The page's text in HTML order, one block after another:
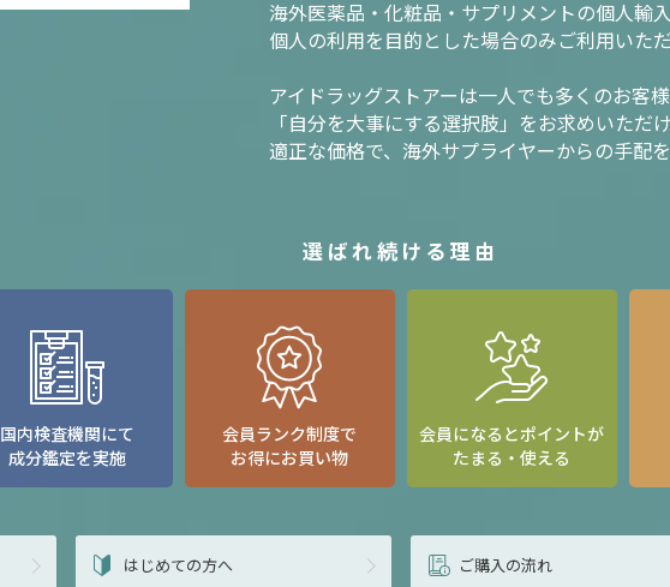
海外医薬品・化粧品・サプリメントの個人輸
個人の利用を目的とした場合のみご利用いた
アイドラッグストアーは一人でも多くのお客
「自分を大事にする選択肢」をお求めいただ
適正な価格で、海外サプライヤーからの手配
選ばれ続ける理由
国内検査機関にて
成分鑑定を実施
会員ランク制度で
お得にお買い物
会員になるとポイントが
たまる・使える
はじめての方へ ご購入の流れ